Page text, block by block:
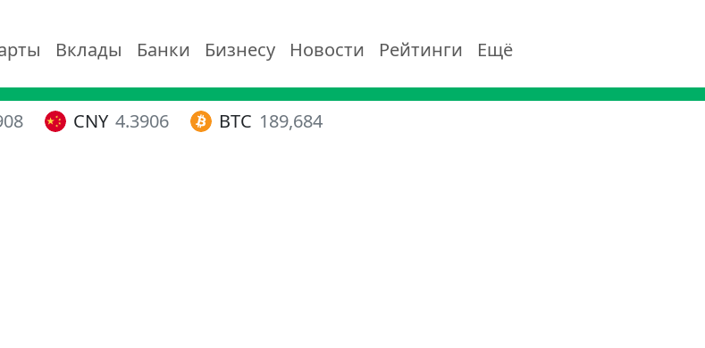
Вклады Банки Бизнесу Новости Рейтинги Ещё
CNY 4.3906 BTC 189,684